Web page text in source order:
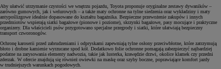
Aby ułatwić utrzymanie czystości we wnętrzu pojazdu, Toyota proponuje oryginalne zestawy dywaników –
zarówno gumowych, jak i welurowych – a także maty ochronne na tylne siedzenia oraz wykładziny i maty
antypoślizgowe idealnie dopasowane do kształtu bagażnika. Bezpieczne przewożenie zakupów i innych
przedmiotów wspierają siatki bagażowe (pionowe i poziome), skrzynki bagażowe, pasy mocujące i praktyczne
organizery. Dla właścicieli psów przygotowano specjalne przegrody i siatki, które ułatwiają bezpieczny
transport czworonogów.
Ochronę karoserii przed zabrudzeniami i odpryskami zapewniają tylne osłony przeciwbłotne, które zatrzymują
błoto i drobne kamienie wyrzucane spod kół. Dodatkowo folie ochronne pomagają zabezpieczyć najbardziej
podatne na zarysowania elementy nadwozia, takie jak lusterka, krawędzie drzwi, okolice klamek czy przedni
zderzak. W ofercie znajdują się również owiewki na maskę oraz szyby boczne, poprawiające komfort jazdy
w trudniejszych warunkach pogodowych.